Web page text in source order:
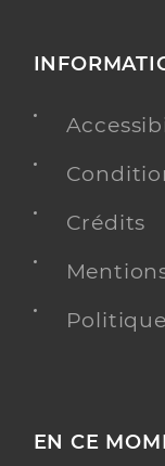
Crédits
EN CE